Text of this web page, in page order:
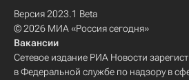
Версия 2023.1 Beta
© 2026 МИА «Россия сегодня»
Вакансии
Сетевое издание РИА Новости
в Федеральной службе по надзору в